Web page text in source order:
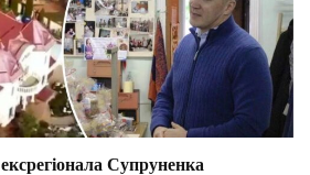
Супруненка